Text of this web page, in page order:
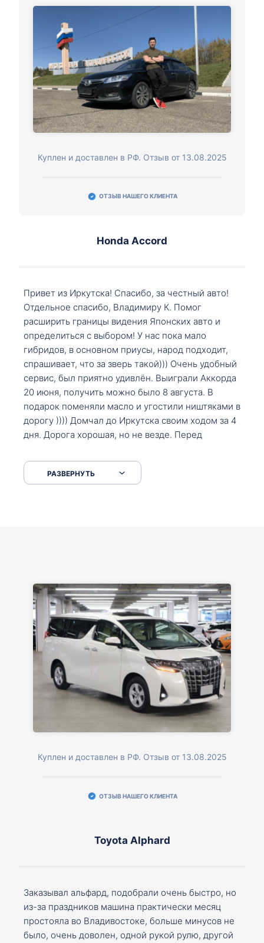
Куплен и доставлен в РФ. Отзыв от 13.08.2025
ОТЗЫВ НАШЕГО КЛИЕНТА
Honda Accord
Привет из Иркутска! Спасибо, за честный авто!
Отдельное спасибо, Владимиру К. Помог
расширить границы видения Японских авто и
определиться с выбором! У нас пока мало
гибридов, в основном приусы, народ подходит,
спрашивает, что за зверь такой))) Очень удобный
сервис, был приятно удивлён. Выиграли Аккорда
20 июня, получить можно было 8 августа. В
подарок поменяли масло и угостили ништяками в
дорогу )))) Домчал до Иркутска своим ходом за 4
дня. Дорога хорошая, но не везде. Перед
серпантинах по пути следования.
РАЗВЕРНУТЬ
Куплен и доставлен в РФ. Отзыв от 13.08.2025
ОТЗЫВ НАШЕГО КЛИЕНТА
Toyota Alphard
Заказывал альфард, подобрали очень быстро, но
из-за праздников машина практически месяц
простояла во Владивостоке, больше минусов не
было, очень доволен, одной рукой рулю, другой